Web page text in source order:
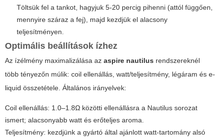
Töltsük fel a tankot, hagyjuk 5-20 percig pihenni (attól függően,
mennyire száraz a fej), majd kezdjük el alacsony
teljesítményen.
Optimális beállítások ízhez
Az ízélmény maximalizálása az aspire nautilus rendszereknél
több tényezőn múlik: coil ellenállás, watt/teljesítmény, légáram és e-
liquid összetétele. Általános irányelvek:
Coil ellenállás: 1.0–1.8Ω közötti ellenállásra a Nautilus sorozat
ismert; alacsonyabb watt és erőteljes aroma.
Teljesítmény: kezdjünk a gyártó által ajánlott watt-tartomány alsó